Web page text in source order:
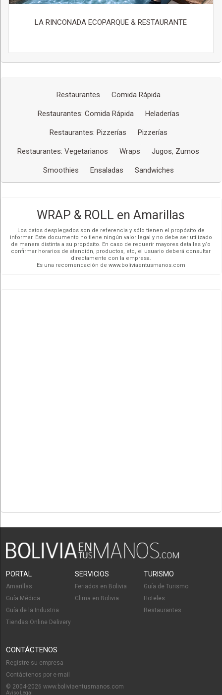
LA RINCONADA ECOPARQUE & RESTAURANTE
Restaurantes Comida Rápida
Restaurantes: Comida Rápida Heladerías
Restaurantes: Pizzerías Pizzerías
Restaurantes: Vegetarianos Wraps Jugos, Zumos
Smoothies Ensaladas Sandwiches
WRAP & ROLL en Amarillas
Los datos desplegados son de referencia y sólo tienen el propósito de
informar. Este documento no tiene ningún valor legal y no debe ser utilizado
de manera distinta a su propósito. En caso de requerir mayores detalles y/o
confirmar horarios de atención, productos, etc, el usuario deberá consultar
directamente con la empresa.
Es una recomendación de www.boliviaentusmanos.com
PORTAL
Amarillas
Guía Médica
Guía de la Industria
Tiendas Online Delivery
SERVICIOS
Feriados en Bolivia
Clima en Bolivia
TURISMO
Guía de Turismo
Hoteles
Restaurantes
CONTÁCTENOS
Registre su empresa
Contáctenos por e-mail
© 2004-2026 www.boliviaentusmanos.com
Aviso Legal